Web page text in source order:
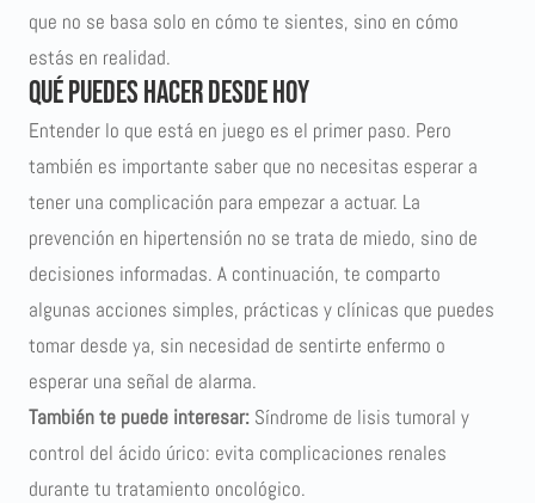
que no se basa solo en cómo te sientes, sino en cómo
estás en realidad.
Qué puedes hacer desde hoy
Entender lo que está en juego es el primer paso. Pero
también es importante saber que no necesitas esperar a
tener una complicación para empezar a actuar. La
prevención en hipertensión no se trata de miedo, sino de
decisiones informadas. A continuación, te comparto
algunas acciones simples, prácticas y clínicas que puedes
tomar desde ya, sin necesidad de sentirte enfermo o
esperar una señal de alarma.
También te puede interesar: Síndrome de lisis tumoral y
control del ácido úrico: evita complicaciones renales
durante tu tratamiento oncológico.